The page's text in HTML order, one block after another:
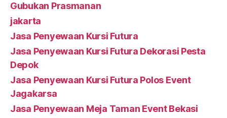
Gubukan Prasmanan
jakarta
Jasa Penyewaan Kursi Futura
Jasa Penyewaan Kursi Futura Dekorasi Pesta
Depok
Jasa Penyewaan Kursi Futura Polos Event
Jagakarsa
Jasa Penyewaan Meja Taman Event Bekasi